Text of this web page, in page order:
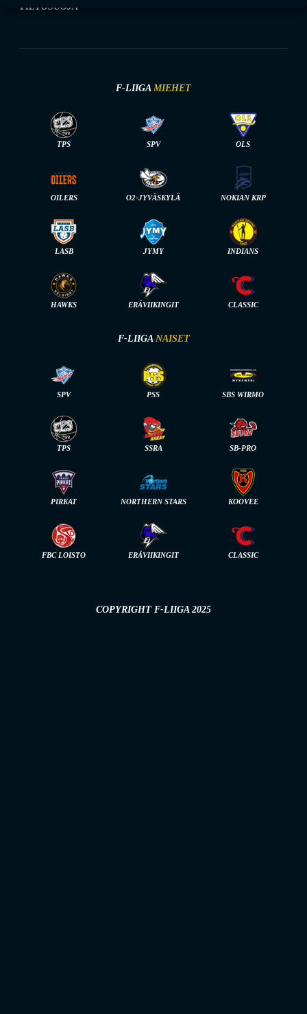
TIETOSUOJA
F-LIIGA MIEHET
TPS SPV OLS
OILERS O2-JYVÄSKYLÄ NOKIAN KRP
LASB JYMY INDIANS
HAWKS ERÄVIIKINGIT CLASSIC
F-LIIGA NAISET
SPV PSS SBS WIRMO
TPS SSRA SB-PRO
PIRKAT NORTHERN STARS KOOVEE
FBC LOISTO ERÄVIIKINGIT CLASSIC
COPYRIGHT F-LIIGA 2025